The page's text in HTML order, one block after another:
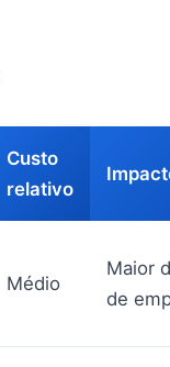
Custo
relativo
Médio
Maior
de